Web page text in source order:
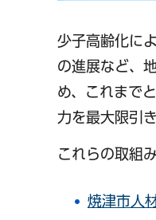
少子高齢化に
の進展など、
め、これまで
力を最大限引
これらの取組
焼津市人